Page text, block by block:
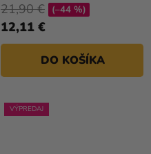
12,11 €
21,90 € (–44 %)
DO KOŠÍKA
VÝPREDAJ